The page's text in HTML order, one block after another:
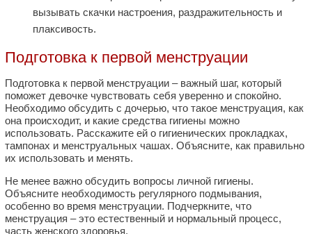
вызывать скачки настроения, раздражительность и
плаксивость.
Подготовка к первой менструации
Подготовка к первой менструации – важный шаг, который
поможет девочке чувствовать себя уверенно и спокойно.
Необходимо обсудить с дочерью, что такое менструация, как
она происходит, и какие средства гигиены можно
использовать. Расскажите ей о гигиенических прокладках,
тампонах и менструальных чашах. Объясните, как правильно
их использовать и менять.
Не менее важно обсудить вопросы личной гигиены.
Объясните необходимость регулярного подмывания,
особенно во время менструации. Подчеркните, что
менструация – это естественный и нормальный процесс,
часть женского здоровья.